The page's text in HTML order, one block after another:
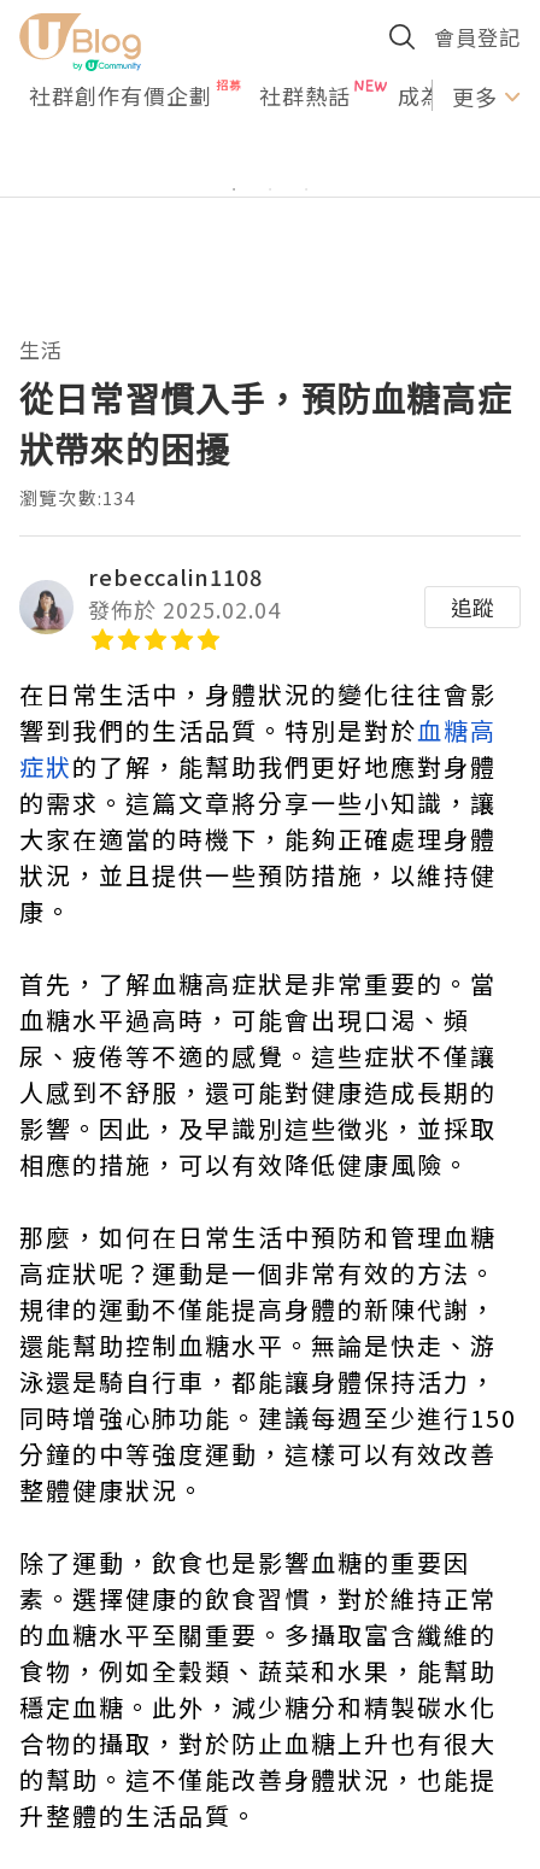
會員登記
社群創作有價企劃 社群熱話 成為U更多
生活
從日常習慣入手，預防血糖高症
狀帶來的困擾
瀏覽次數:134
rebeccalin1108
發佈於 2025.02.04
追蹤
在日常生活中，身體狀況的變化往往會影
響到我們的生活品質。特別是對於血糖高
症狀的了解，能幫助我們更好地應對身體
的需求。這篇文章將分享一些小知識，讓
大家在適當的時機下，能夠正確處理身體
狀況，並且提供一些預防措施，以維持健
康。
首先，了解血糖高症狀是非常重要的。當
血糖水平過高時，可能會出現口渴、頻
尿、疲倦等不適的感覺。這些症狀不僅讓
人感到不舒服，還可能對健康造成長期的
影響。因此，及早識別這些徵兆，並採取
相應的措施，可以有效降低健康風險。
那麼，如何在日常生活中預防和管理血糖
高症狀呢？運動是一個非常有效的方法。
規律的運動不僅能提高身體的新陳代謝，
還能幫助控制血糖水平。無論是快走、游
泳還是騎自行車，都能讓身體保持活力，
同時增強心肺功能。建議每週至少進行150
分鐘的中等強度運動，這樣可以有效改善
整體健康狀況。
除了運動，飲食也是影響血糖的重要因
素。選擇健康的飲食習慣，對於維持正常
的血糖水平至關重要。多攝取富含纖維的
食物，例如全穀類、蔬菜和水果，能幫助
穩定血糖。此外，減少糖分和精製碳水化
合物的攝取，對於防止血糖上升也有很大
的幫助。這不僅能改善身體狀況，也能提
升整體的生活品質。